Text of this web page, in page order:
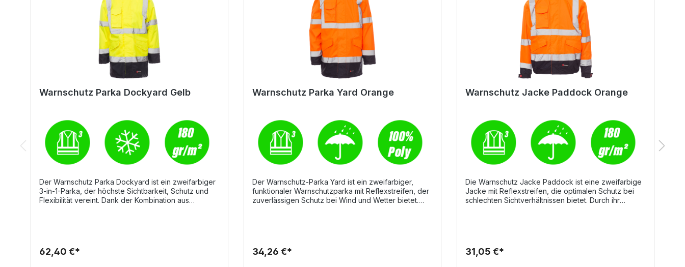
Warnschutz Parka Dockyard Gelb
Der Warnschutz Parka Dockyard ist ein zweifarbiger
3-in-1-Parka, der höchste Sichtbarkeit, Schutz und
Flexibilität vereint. Dank der Kombination aus
Einsteckkapuze im Kragen Zwei Vordertaschen mit
Patte Handytasche und Ring zum Anhängen eines
62,40 €*
Warnschutz Parka Yard Orange
Der Warnschutz-Parka Yard ist ein zweifarbiger,
funktionaler Warnschutzparka mit Reflexstreifen, der
zuverlässigen Schutz bei Wind und Wetter bietet.
Reißverschluss mit PatteEinrollbare Kapuze im
KragenBündchen aus elastischem Rippstrick für
34,26 €*
Warnschutz Jacke Paddock Orange
Die Warnschutz Jacke Paddock ist eine zweifarbige
Jacke mit Reflexstreifen, die optimalen Schutz bei
schlechten Sichtverhältnissen bietet. Durch ihr
Ärmelbündchen Zwei große Vordertaschen mit
Klappe und Klettverschluss Handytasche und Ring
31,05 €*